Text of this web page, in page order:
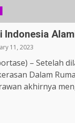
Indonesia
11, 2023
– Setelah
Dalam
akhirnya